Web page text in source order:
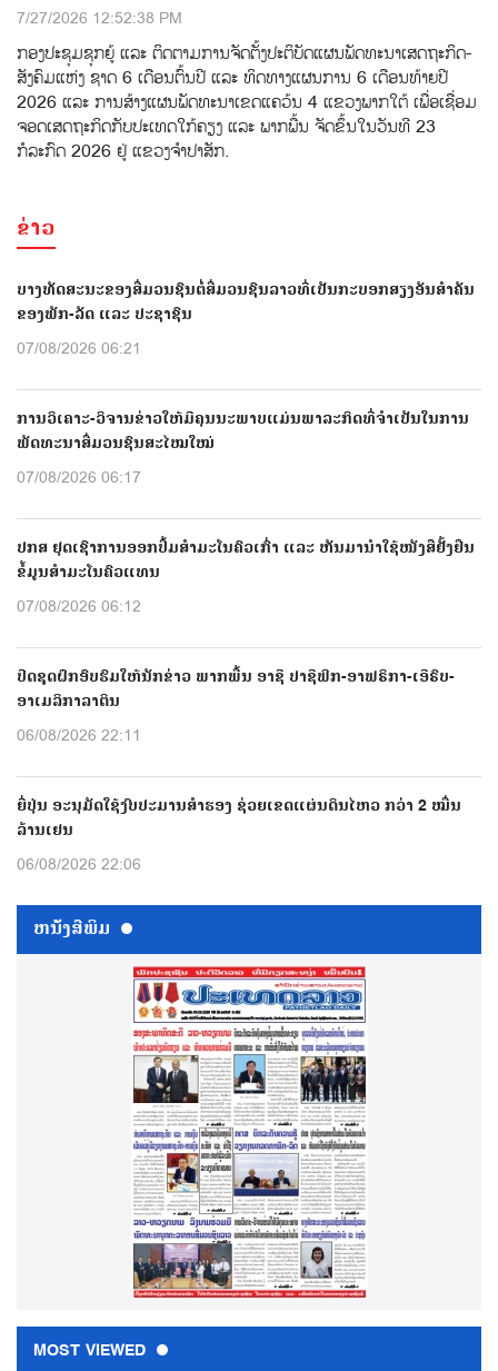
7/27/2026 12:52:38 PM
ກອງປະຊຸມຊຸກຍູ້ ແລະ ຕິດຕາມການຈັດຕັ້ງປະຕິບັດແຜນພັດທະນາເສດຖະກິດ-
ສັງຄົມແຫ່ງ ຊາດ 6 ເດືອນຕົ້ນປີ ແລະ ທິດທາງແຜນການ 6 ເດືອນທ້າຍປີ
2026 ແລະ ການສ້າງແຜນພັດທະນາເຂດແຄວ້ນ 4 ແຂວງພາກໃຕ້ ເພື່ອເຊື່ອມ
ຈອດເສດຖະກິດກັບປະເທດໃກ້ຄຽງ ແລະ ພາກພື້ນ ຈັດຂຶ້ນໃນວັນທີ 23
ກໍລະກົດ 2026 ຢູ່ ແຂວງຈຳປາສັກ.
ຂ່າວ
ບາງທັດສະນະຂອງສື່ມວນຊົນຕໍ່ສື່ມວນຊົນລາວທີ່ເປັນກະບອກສຽງອັນສຳຄັນ
ຂອງພັກ-ລັດ ແລະ ປະຊາຊົນ
07/08/2026 06:21
ການວິເຄາະ-ວິຈານຂ່າວໃຫ້ມີຄຸນນະພາບແມ່ນພາລະກິດທີ່ຈຳເປັນໃນການ
ພັດທະນາສື່ມວນຊົນສະໄໝໃໝ່
07/08/2026 06:17
ປກສ ຢຸດເຊົາການອອກປື້ມສຳມະໂນຄົວເກົ່າ ແລະ ຫັນມານຳໃຊ້ໜັງສືຢັ້ງຢືນ
ຂໍ້ມູນສຳມະໂນຄົວແທນ
07/08/2026 06:12
ປີດຊຸດຝຶກອົບຮົມໃຫ້ນັກຂ່າວ ພາກພື້ນ ອາຊີ ປາຊີຟິກ-ອາຟຣິກາ-ເອີຣົບ-
ອາເມລິກາລາຕິນ
06/08/2026 22:11
ຍີ່ປຸ່ນ ອະນຸມັດໃຊ້ງົບປະມານສຳຮອງ ຊ່ວຍເຂດແຜ່ນດິນໄຫວ ກວ່າ 2 ໝື່ນ
ລ້ານເຢນ
06/08/2026 22:06
ຫນ້ັງສືພິມ
MOST VIEWED